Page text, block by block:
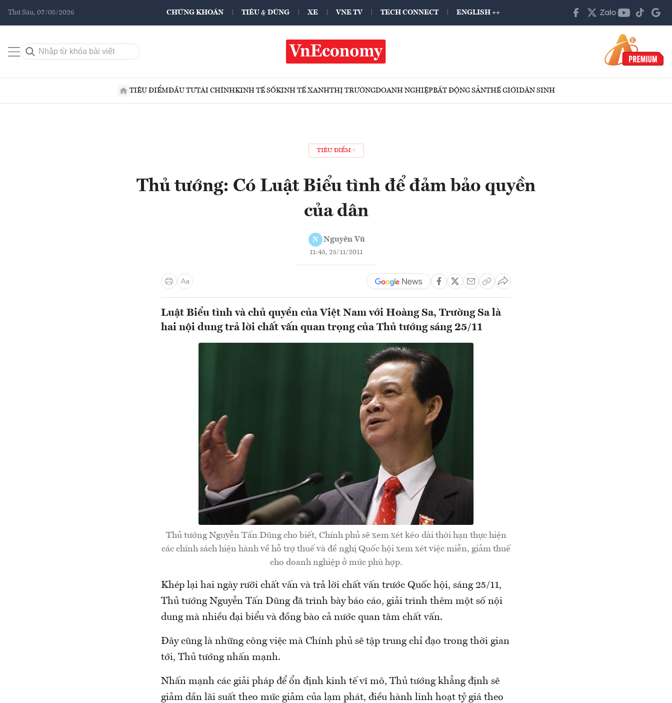
Thứ Sáu, 07/08/2026 CHỨNG KHOÁN TIÊU & DÙNG XE VNE TV TECH CONNECT ENGLISH ++
TIÊU ĐIỂMĐẦU TƯTÀI CHÍNHKINH TẾ SỐKINH TẾ XANHTHỊ TRƯỜNGDOANH NGHIỆPBẤT ĐỘNG SẢNTHẾ GIỚIDÂN SINH
TIÊU ĐIỂM
Thủ tướng: Có Luật Biểu tình để đảm bảo quyền
của dân
N Nguyên Vũ
11:45, 25/11/2011
Luật Biểu tình và chủ quyền của Việt Nam với Hoàng Sa, Trường Sa là
hai nội dung trả lời chất vấn quan trọng của Thủ tướng sáng 25/11
Thủ tướng Nguyễn Tấn Dũng cho biết, Chính phủ sẽ xem xét kéo dài thời hạn thực hiện
các chính sách hiện hành về hỗ trợ thuế và đề nghị Quốc hội xem xét việc miễn, giảm thuế
cho doanh nghiệp ở mức phù hợp.
Khép lại hai ngày rưỡi chất vấn và trả lời chất vấn trước Quốc hội, sáng 25/11,
Thủ tướng Nguyễn Tấn Dũng đã trình bày báo cáo, giải trình thêm một số nội
dung mà nhiều đại biểu và đồng bào cả nước quan tâm chất vấn.
Đây cũng là những công việc mà Chính phủ sẽ tập trung chỉ đạo trong thời gian
tới, Thủ tướng nhấn mạnh.
Nhấn mạnh các giải pháp để ổn định kinh tế vĩ mô, Thủ tướng khẳng định sẽ
giảm dần lãi suất theo mức giảm của lạm phát, điều hành linh hoạt tỷ giá theo